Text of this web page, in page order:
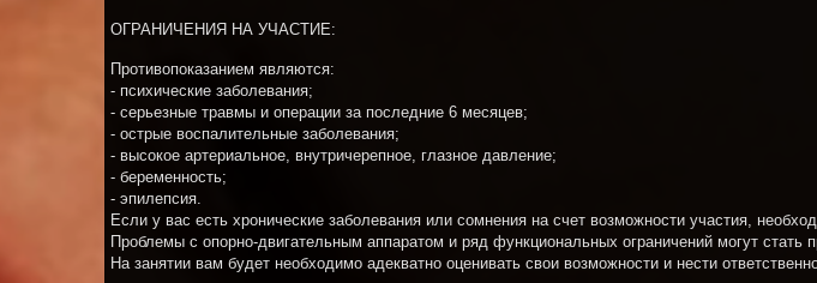
ОГРАНИЧЕНИЯ НА УЧАСТИЕ:
Противопоказанием являются:
- психические заболевания;
- серьезные травмы и операции за последние 6 месяцев;
- острые воспалительные заболевания;
- высокое артериальное, внутричерепное, глазное давление;
- беременность;
- эпилепсия.
Если у вас есть хронические заболевания или сомнения на счет возможности участия,
Проблемы с опорно-двигательным аппаратом и ряд функциональных ограничений могут стать
На занятии вам будет необходимо адекватно оценивать свои возможности и нести